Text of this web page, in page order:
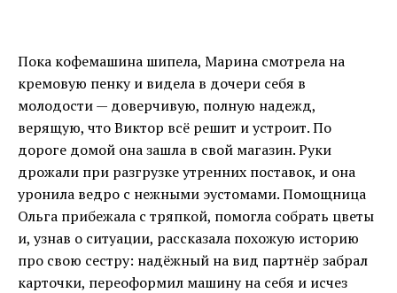
Пока кофемашина шипела, Марина смотрела на
кремовую пенку и видела в дочери себя в
молодости — доверчивую, полную надежд,
верящую, что Виктор всё решит и устроит. По
дороге домой она зашла в свой магазин. Руки
дрожали при разгрузке утренних поставок, и она
уронила ведро с нежными эустомами. Помощница
Ольга прибежала с тряпкой, помогла собрать цветы
и, узнав о ситуации, рассказала похожую историю
про свою сестру: надёжный на вид партнёр забрал
карточки, переоформил машину на себя и исчез